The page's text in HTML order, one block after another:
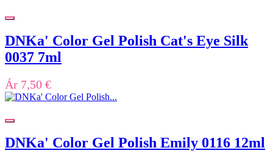
DNKa' Color Gel Polish Cat's Eye Silk
0037 7ml
Ár 7,50 €
DNKa' Color Gel Polish Emily 0116 12ml